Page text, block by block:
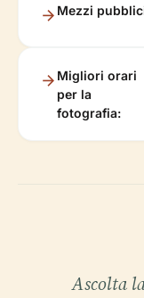
Mezzi
Migliori orari
per la
fotografia:
Ascolta